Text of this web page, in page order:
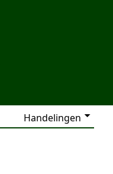
Handelingen